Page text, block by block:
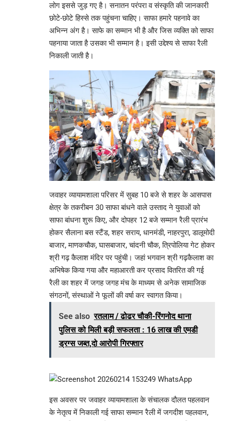
लोग इससे जुड़ गए है। सनातन परंपरा व संस्कृति की जानकारी
छोटे-छोटे हिस्से तक पहुंचना चाहिए। साफा हमारे पहनावे का
अभिन्न अंग है। साफे का सम्मान भी है और जिस व्यक्ति को साफा
पहनाया जाता है उसका भी सम्मान है। इसी उद्देश्य से साफा रैली
निकाली जाती है।
जवाहर व्यायामशाला परिसर में सुबह 10 बजे से शहर के आसपास
क्षेत्र के तकरीबन 30 साफा बांधने वाले उस्ताद ने युवाओं को
साफा बांधना शुरू किए, और दोपहर 12 बजे सम्मान रैली प्रारंभ
होकर सैलाना बस स्टैंड, शहर सराय, धानमंडी, नाहरपुरा, डालूमोदी
बाजार, माणकचौक, घासबाजार, चांदनी चौक, त्रिपोलिया गेट होकर
श्री गढ़ कैलाश मंदिर पर पहुंची। जहां भगवान श्री गढ़कैलाश का
अभिषेक किया गया और महाआरती कर प्रसाद वितरित की गई
रैली का शहर में जगह जगह मंच के माध्यम से अनेक सामाजिक
संगठनों, संस्थाओं ने फूलों की वर्षा कर स्वागत किया।
See also रतलाम / ढोढर चौकी-रिंगनोद थाना
पुलिस को मिली बड़ी सफलता : 16 लाख की एमडी
ड्रग्स जब्त,दो आरोपी गिरफ्तार
इस अवसर पर जवाहर व्यायामशाला के संचालक दौलत पहलवान
के नेतृत्व में निकाली गई साफा सम्मान रैली में जगदीश पहलवान,